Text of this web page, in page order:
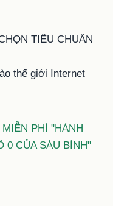
TIÊU CHUẨN
PHÍ "HÀNH
0 CỦA SÁU BÌNH"